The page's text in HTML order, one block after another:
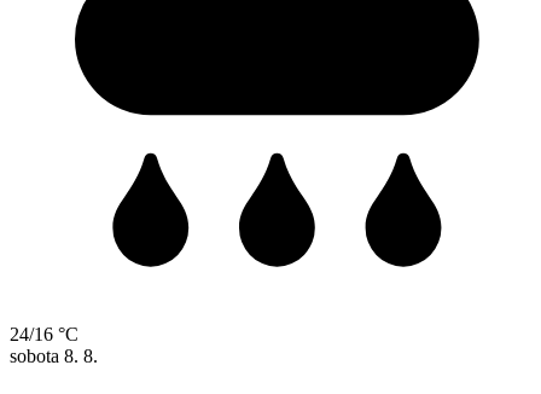
24/16 °C
sobota 8. 8.